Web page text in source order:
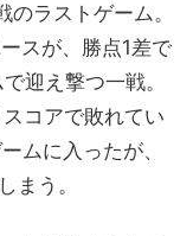
ラストゲーム。
スが、勝点1差で
迎え撃つ一戦。
コアで敗れてい
ムに入ったが、
まう。